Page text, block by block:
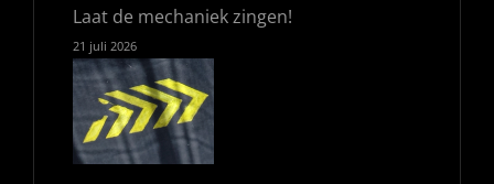
Laat de mechaniek zingen!
21 juli 2026